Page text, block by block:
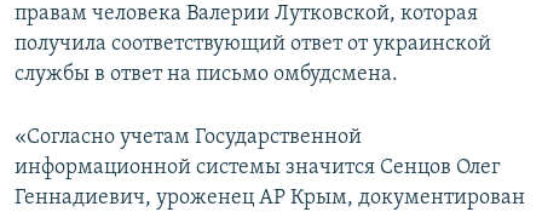
правам человека Валерии Лутковской, которая
получила соответствующий ответ от украинской
службы в ответ на письмо омбудсмена.
«Согласно учетам Государственной
информационной системы значится Сенцов Олег
Геннадиевич, уроженец АР Крым, документирован